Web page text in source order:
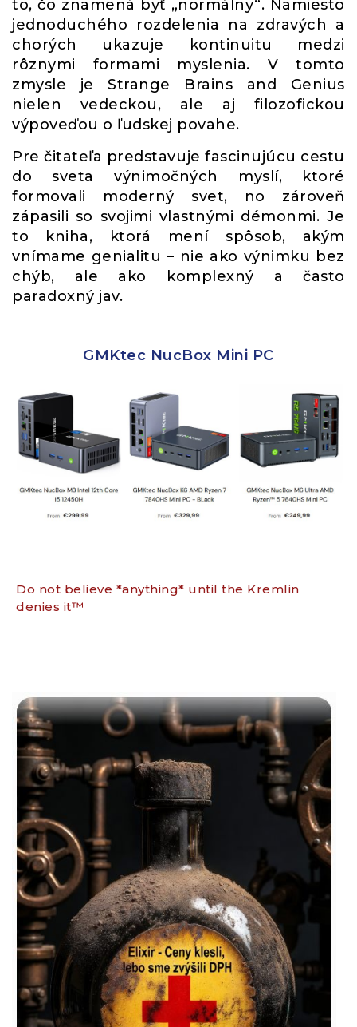
to, čo znamená byť „normálny“. Namiesto
jednoduchého rozdelenia na zdravých a
chorých ukazuje kontinuitu medzi
rôznymi formami myslenia. V tomto
zmysle je Strange Brains and Genius
nielen vedeckou, ale aj filozofickou
výpoveďou o ľudskej povahe.
Pre čitateľa predstavuje fascinujúcu cestu
do sveta výnimočných myslí, ktoré
formovali moderný svet, no zároveň
zápasili so svojimi vlastnými démonmi. Je
to kniha, ktorá mení spôsob, akým
vnímame genialitu – nie ako výnimku bez
chýb, ale ako komplexný a často
paradoxný jav.
GMKtec NucBox Mini PC
Do not believe *anything* until the Kremlin
denies it™